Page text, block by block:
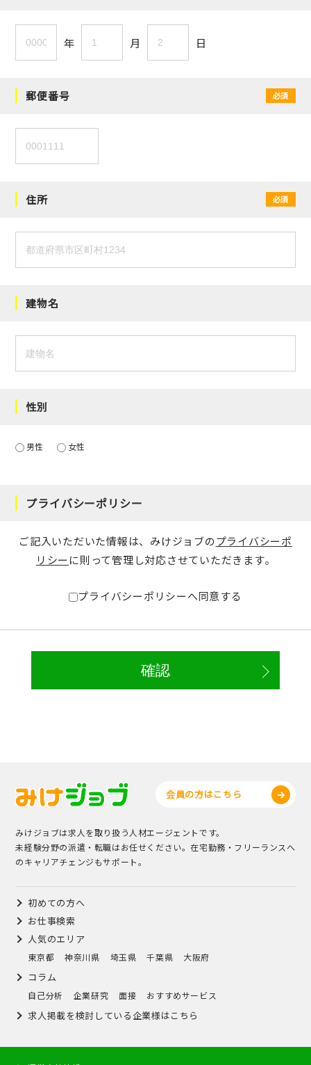
年 月 日
郵便番号 必須
住所 必須
建物名
性別
男性 女性
プライバシーポリシー
ご記入いただいた情報は、みけジョブのプライバシーポ
リシー に則って管理し対応させていただきます。
プライバシーポリシーへ同意する
会員の方はこちら
みけジョブは求人を取り扱う人材エージェントです。
未経験分野の派遣・転職はお任せください。在宅勤務・フリーランスへ
のキャリアチェンジもサポート。
初めての方へ
お仕事検索
人気のエリア
東京都 神奈川県 埼玉県 千葉県 大阪府
コラム
自己分析 企業研究 面接 おすすめサービス
求人掲載を検討している企業様はこちら